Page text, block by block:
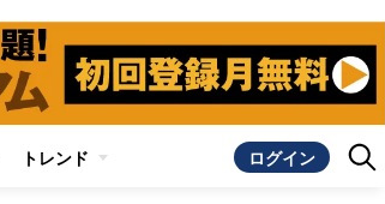
トレンド ログイン